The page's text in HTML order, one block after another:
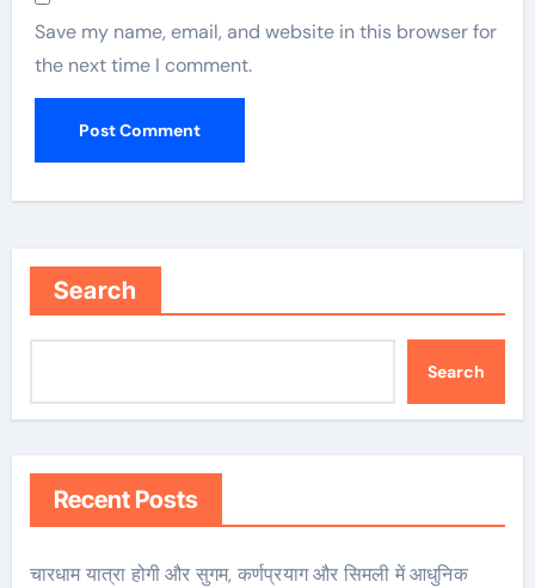
Save my name, email, and website in this browser for
the next time I comment.
Search
Search
Recent Posts
चारधाम यात्रा होगी और सुगम, कर्णप्रयाग और सिमली में आधुनिक